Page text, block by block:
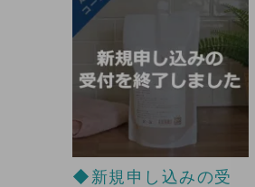
◆新規申し込みの受